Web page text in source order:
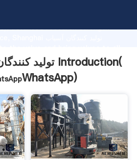
advanced research strength
تولید کنندگان آسیاب غلتکی Introduction(
WhatsApp)